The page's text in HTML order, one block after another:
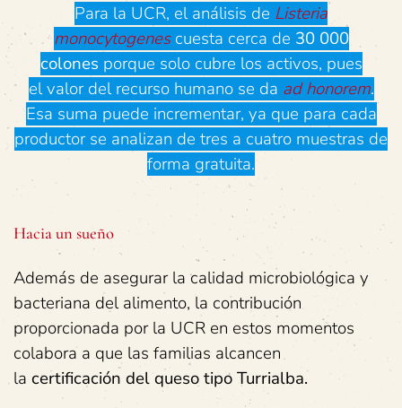
Para la UCR, el análisis de Listeria
monocytogenescuesta cerca de 30 000
colones porque solo cubre los activos, pues
el valor del recurso humano se da ad honorem.
Esa suma puede incrementar, ya que para cada
productor se analizan de tres a cuatro muestras de
forma gratuita.
Hacia un sueño
Además de asegurar la calidad microbiológica y
bacteriana del alimento, la contribución
proporcionada por la UCR en estos momentos
colabora a que las familias alcancen
la certificación del queso tipo Turrialba.